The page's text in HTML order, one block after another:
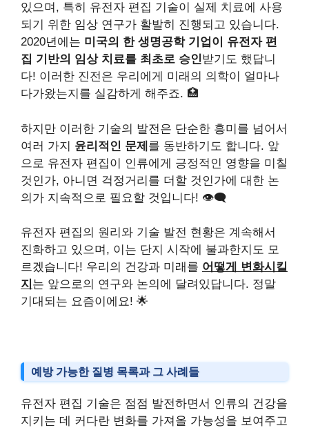
있으며, 특히 유전자 편집 기술이 실제 치료에 사용
되기 위한 임상 연구가 활발히 진행되고 있습니다.
2020년에는 미국의 한 생명공학 기업이 유전자 편
집 기반의 임상 치료를 최초로 승인받기도 했답니
다! 이러한 진전은 우리에게 미래의 의학이 얼마나
다가왔는지를 실감하게 해주죠. 🏥
하지만 이러한 기술의 발전은 단순한 흥미를 넘어서
여러 가지 윤리적인 문제 를 동반하기도 합니다. 앞
으로 유전자 편집이 인류에게 긍정적인 영향을 미칠
것인가, 아니면 걱정거리를 더할 것인가에 대한 논
의가 지속적으로 필요할 것입니다! 👁️‍🗨️
유전자 편집의 원리와 기술 발전 현황은 계속해서
진화하고 있으며, 이는 단지 시작에 불과한지도 모
르겠습니다! 우리의 건강과 미래를 어떻게 변화시킬
지 는 앞으로의 연구와 논의에 달려있답니다. 정말
기대되는 요즘이에요! 🌟
예방 가능한 질병 목록과 그 사례들
유전자 편집 기술은 점점 발전하면서 인류의 건강을
지키는 데 커다란 변화를 가져올 가능성을 보여주고